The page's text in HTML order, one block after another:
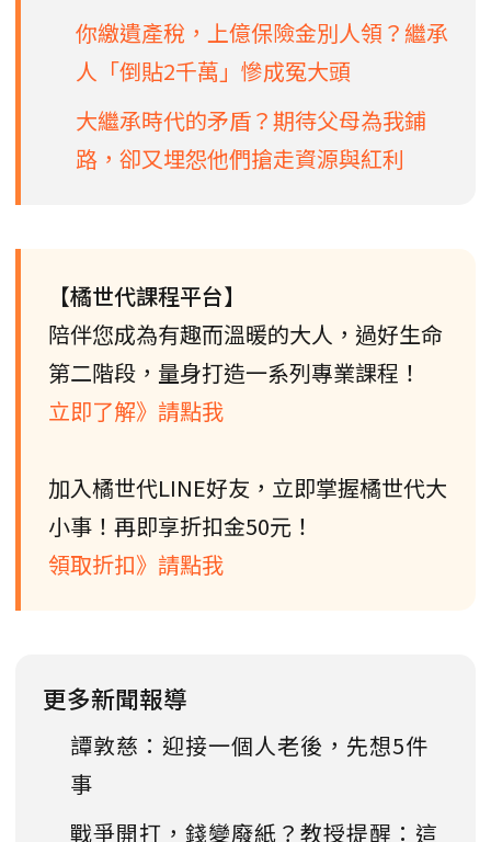
你繳遺產稅，上億保險金別人領？繼承
人「倒貼2千萬」慘成冤大頭
大繼承時代的矛盾？期待父母為我鋪
路，卻又埋怨他們搶走資源與紅利
【橘世代課程平台】
陪伴您成為有趣而溫暖的大人，過好生命
第二階段，量身打造一系列專業課程！
立即了解》請點我
加入橘世代LINE好友，立即掌握橘世代大
小事！再即享折扣金50元！
領取折扣》請點我
更多新聞報導
譚敦慈：迎接一個人老後，先想5件
事
戰爭開打，錢變廢紙？教授提醒：這